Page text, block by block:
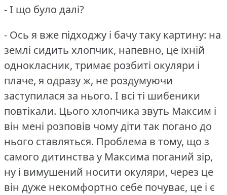
- І що було далі?
- Ось я вже підходжу і бачу таку картину: на
землі сидить хлопчик, напевно, це їхній
однокласник, тримає розбиті окуляри і
плаче, я одразу ж, не роздумуючи
заступилася за нього. І всі ті шибеники
повтікали. Цього хлопчика звуть Максим і
він мені розповів чому діти так погано до
нього ставляться. Проблема в тому, що з
самого дитинства у Максима поганий зір,
ну і вимушений носити окуляри, через це
він дуже некомфортно себе почуває, це і є